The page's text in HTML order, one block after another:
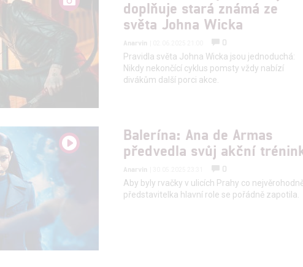
doplňuje stará známá ze
světa Johna Wicka
Anarvin
0
Pravidla světa Johna Wicka jsou jednoduchá:
Nikdy nekončící cyklus pomsty vždy nabízí
divákům další porci akce.
Balerína: Ana de Armas
předvedla svůj akční
Anarvin
0
Aby byly rvačky v ulicích Prahy co
představitelka hlavní role se pořádně zapotila.
Udělením souhlasu s účely a funkcemi zde uvedenými dáváte
možnost: Zajištění bezpečnosti, předcházení a zjišťování podvodů
Poskytování a zobrazování reklamy a obsahu